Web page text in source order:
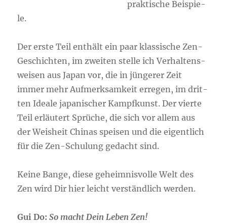
prak­ti­sche Bei­spie­
le.
Der ers­te Teil ent­hält ein paar klas­si­sche Zen-
Geschich­ten, im zwei­ten stel­le ich Ver­hal­tens­
wei­sen aus Japan vor, die in jün­ge­rer Zeit
immer mehr Auf­merk­sam­keit erre­gen, im drit­
ten Idea­le japa­ni­scher Kampf­kunst. Der vier­te
Teil erläu­tert Sprü­che, die sich vor allem aus
der Weis­heit Chi­nas spei­sen und die eigent­lich
für die Zen-Schu­lung gedacht sind.
Kei­ne Ban­ge, die­se geheim­nis­vol­le Welt des
Zen wird Dir hier leicht ver­ständ­lich wer­den.
Gui Do:So macht Dein Leben Zen!